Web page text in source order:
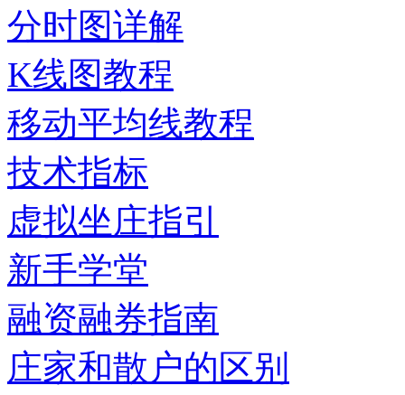
分时图详解
K线图教程
移动平均线教程
技术指标
虚拟坐庄指引
新手学堂
融资融券指南
庄家和散户的区别